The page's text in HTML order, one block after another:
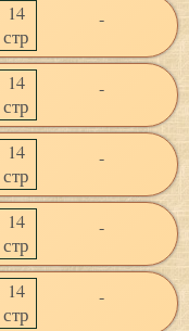
14
стр
-
14
стр
-
14
стр
-
14
стр
-
14
стр
-